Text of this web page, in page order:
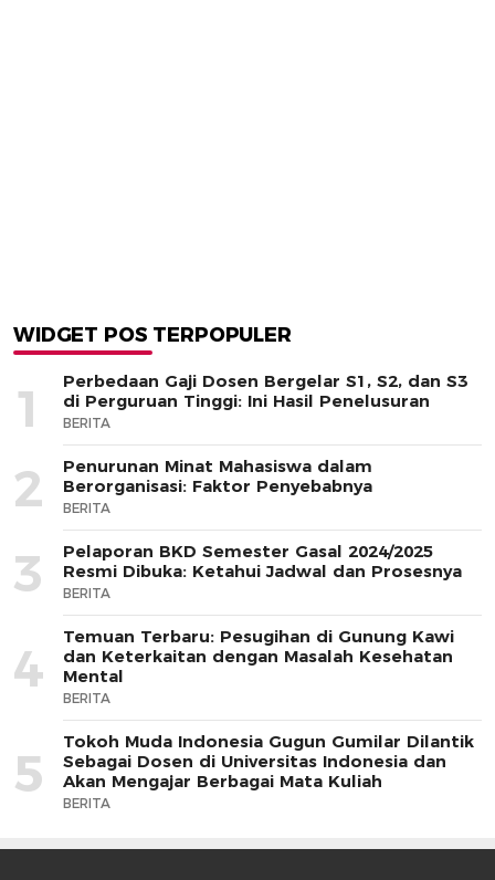
WIDGET POS TERPOPULER
1
Perbedaan Gaji Dosen Bergelar S1, S2, dan S3
di Perguruan Tinggi: Ini Hasil Penelusuran
BERITA
2
Penurunan Minat Mahasiswa dalam
Berorganisasi: Faktor Penyebabnya
BERITA
3
Pelaporan BKD Semester Gasal 2024/2025
Resmi Dibuka: Ketahui Jadwal dan Prosesnya
BERITA
4
Temuan Terbaru: Pesugihan di Gunung Kawi
dan Keterkaitan dengan Masalah Kesehatan
Mental
BERITA
5
Tokoh Muda Indonesia Gugun Gumilar Dilantik
Sebagai Dosen di Universitas Indonesia dan
Akan Mengajar Berbagai Mata Kuliah
BERITA